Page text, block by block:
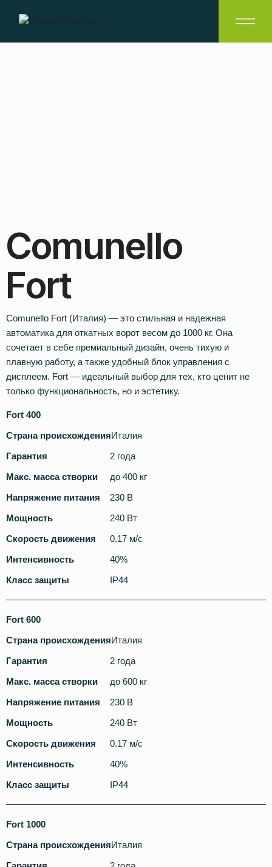
Comunello
Fort
Comunello Fort (Италия) — это стильная и надежная
автоматика для откатных ворот весом до 1000 кг. Она
сочетает в себе премиальный дизайн, очень тихую и
плавную работу, а также удобный блок управления с
дисплеем. Fort — идеальный выбор для тех, кто ценит не
только функциональность, но и эстетику.
Fort 400
Страна происхожденияИталия
Гарантия
2 года
Макс. масса створки
до 400 кг
Напряжение питания
230 В
Мощность
240 Вт
Скорость движения
0.17 м/с
Интенсивность
40%
Класс защиты
IP44
Fort 600
Страна происхожденияИталия
Гарантия
2 года
Макс. масса створки
до 600 кг
Напряжение питания
230 В
Мощность
240 Вт
Скорость движения
0.17 м/с
Интенсивность
40%
Класс защиты
IP44
Fort 1000
Страна происхожденияИталия